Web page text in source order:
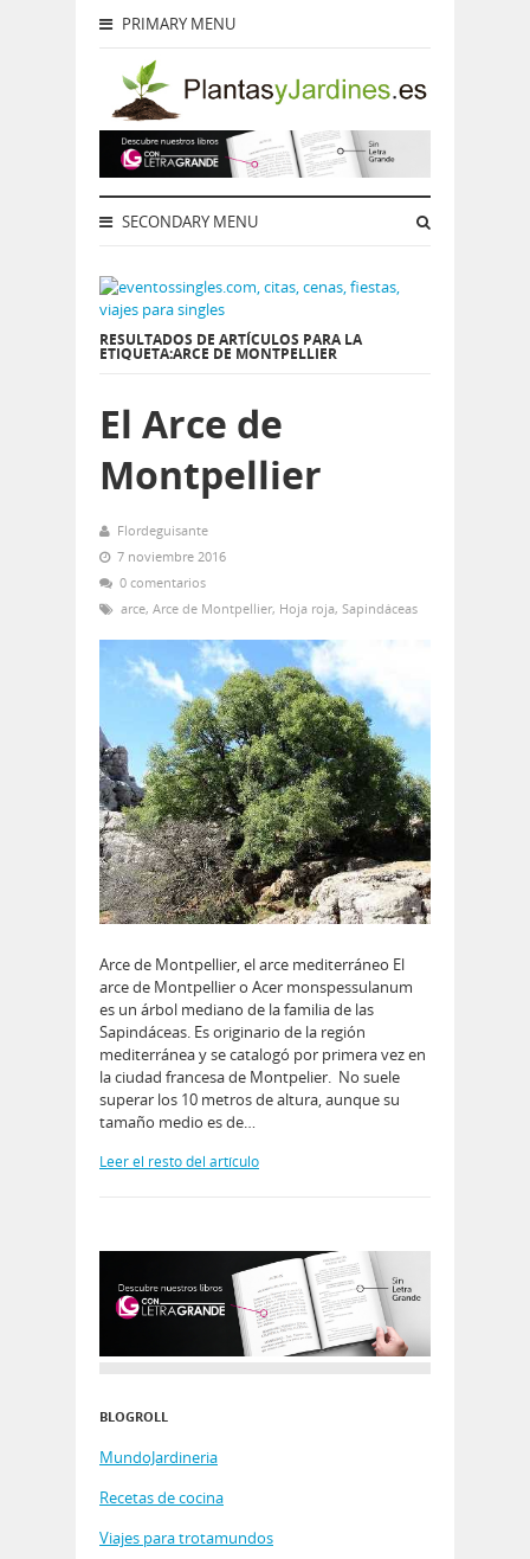
PRIMARY MENU
SECONDARY MENU
RESULTADOS DE ARTÍCULOS PARA LA
ETIQUETA:ARCE DE MONTPELLIER
El Arce de
Montpellier
Flordeguisante
7 noviembre 2016
0 comentarios
arce, Arce de Montpellier, Hoja roja, Sapindáceas
Arce de Montpellier, el arce mediterráneo El
arce de Montpellier o Acer monspessulanum
es un árbol mediano de la familia de las
Sapindáceas. Es originario de la región
mediterránea y se catalogó por primera vez en
la ciudad francesa de Montpelier. No suele
superar los 10 metros de altura, aunque su
tamaño medio es de…
Leer el resto del artículo
BLOGROLL
MundoJardineria
Recetas de cocina
Viajes para trotamundos